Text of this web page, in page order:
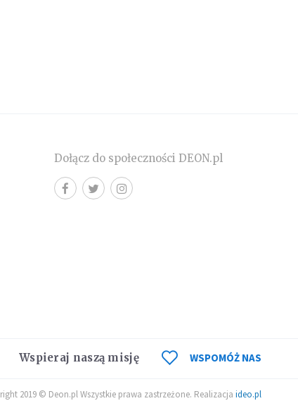
Dołącz do społeczności DEON.pl
Wspieraj naszą misję WSPOMÓŻ NAS
2019 © Deon.pl Wszystkie prawa zastrzeżone. Realizacja ideo.pl